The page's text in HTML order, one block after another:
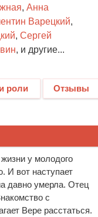
, Анна
Варецкий,
, Сергей
, и другие...
роли Отзывы
у молодого
И вот наступает
давно умерла. Отец
с
Вере расстаться.